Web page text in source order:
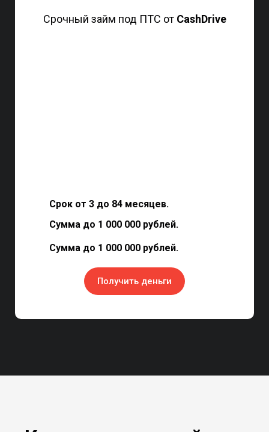
Срочный займ под ПТС от CashDrive
Срок от 3 до 84 месяцев.
Сумма до 1 000 000 рублей.
Сумма до 1 000 000 рублей.
Получить деньги